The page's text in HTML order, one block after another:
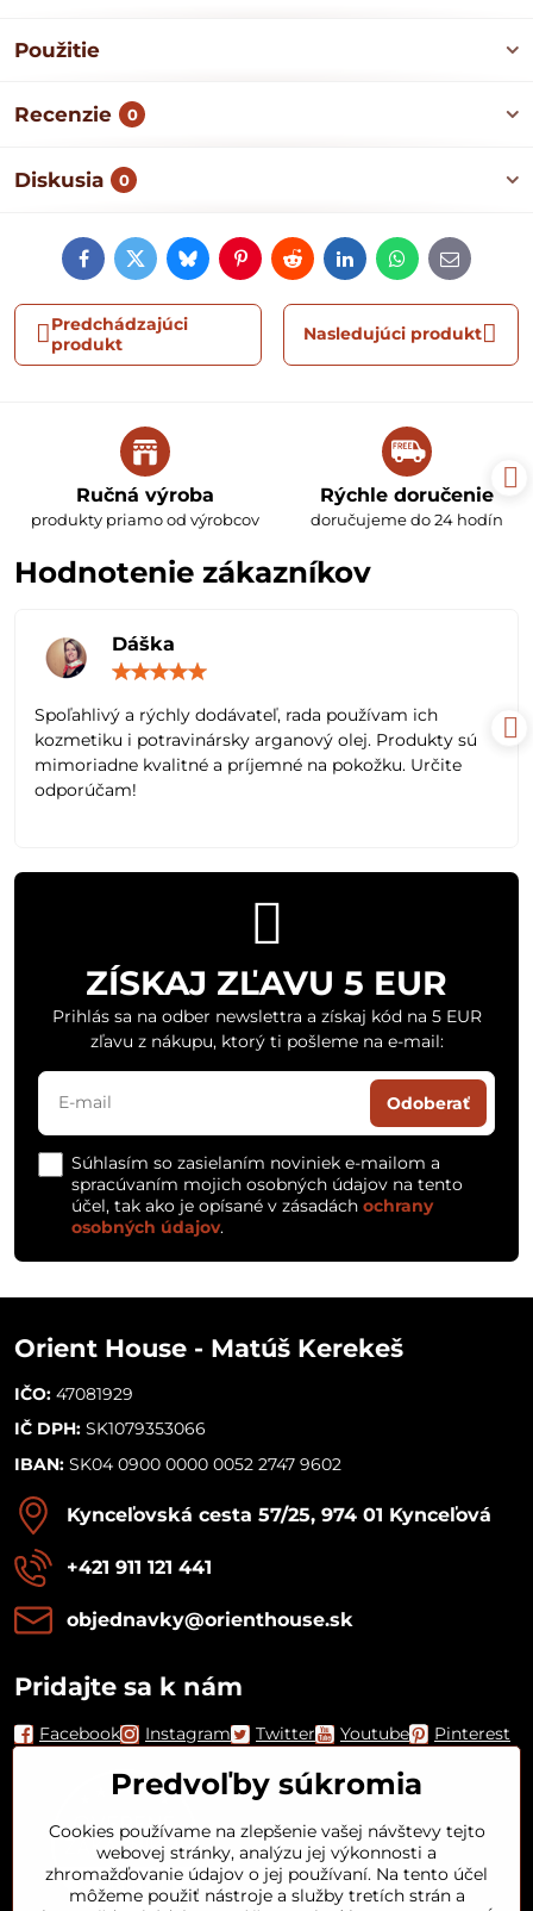
Použitie
Recenzie 0
Diskusia 0
FacebookTwitterBlueskyPinterestRedditLinkedInWhatsApp
E-
mail
Predchádzajúci
produkt
Nasledujúci produkt
Ručná výroba
produkty priamo od výrobcov
Rýchle doručenie
doručujeme do 24 hodín
Hodnotenie zákazníkov
Dáška
5
Spoľahlivý a rýchly dodávateľ, rada používam ich
kozmetiku i potravinársky arganový olej. Produkty sú
mimoriadne kvalitné a príjemné na pokožku. Určite
odporúčam!
ZÍSKAJ ZĽAVU 5 EUR
Prihlás sa na odber newslettra a získaj kód na 5 EUR
zľavu z nákupu, ktorý ti pošleme na e-mail:
Odoberať
Súhlasím so zasielaním noviniek e-mailom a
spracúvaním mojich osobných údajov na tento
účel, tak ako je opísané v zásadách ochrany
osobných údajov.
Orient House - Matúš Kerekeš
IČO: 47081929
IČ DPH: SK1079353066
IBAN: SK04 0900 0000 0052 2747 9602
Kynceľovská cesta 57/25, 974 01 Kynceľová
+421 911 121 441
objednavky​@orienthouse​.sk
Pridajte sa k nám
Facebook Instagram Twitter Youtube Pinterest
Predvoľby súkromia
Cookies používame na zlepšenie vašej návštevy tejto
webovej stránky, analýzu jej výkonnosti a
zhromažďovanie údajov o jej používaní. Na tento účel
môžeme použiť nástroje a služby tretích strán a